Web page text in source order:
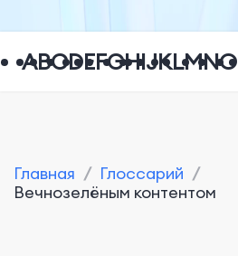
ABCDEFGHIJKLMNO
Главная / Глоссарий /
Bечнозелёным контентом